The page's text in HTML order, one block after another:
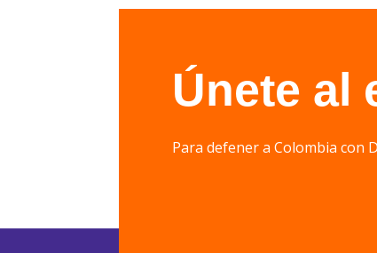
Únete al
Para defener a Colombia con